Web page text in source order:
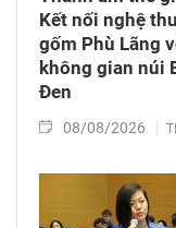
Kết nối nghệ
gốm Phù Lãng
không gian núi
Đen
08/08/2026